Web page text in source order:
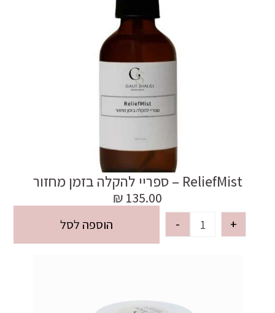
ReliefMist – ספריי להקלה בזמן מחזור
135.00
₪
- + הוספה לסל